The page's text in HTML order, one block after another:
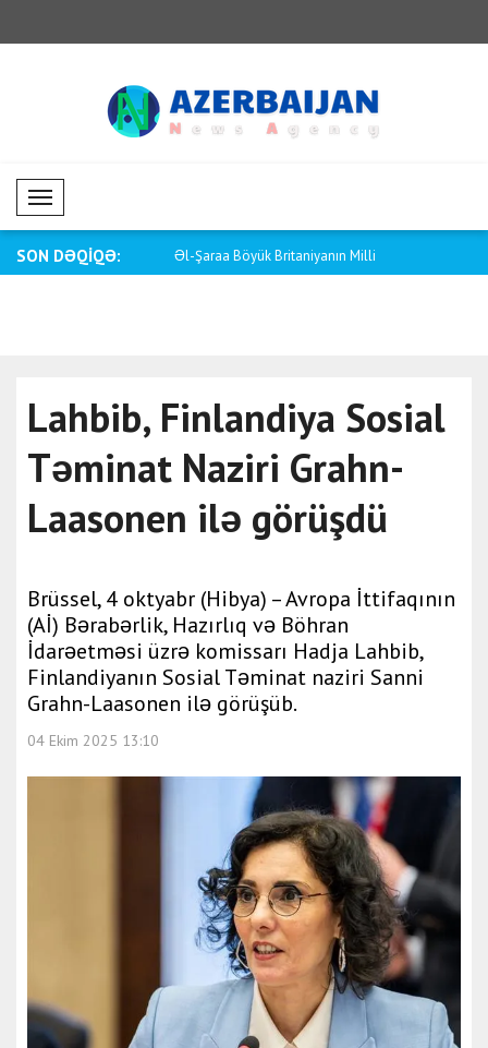
Mobil Menü
SON DƏQİQƏ:
Britaniyanın Milli Saar: İsrail öz vətəndaşlarını hər cür t..
Lahbib, Finlandiya Sosial
Təminat Naziri Grahn-
Laasonen ilə görüşdü
Brüssel, 4 oktyabr (Hibya) – Avropa İttifaqının
(Aİ) Bərabərlik, Hazırlıq və Böhran
İdarəetməsi üzrə komissarı Hadja Lahbib,
Finlandiyanın Sosial Təminat naziri Sanni
Grahn-Laasonen ilə görüşüb.
04 Ekim 2025 13:10